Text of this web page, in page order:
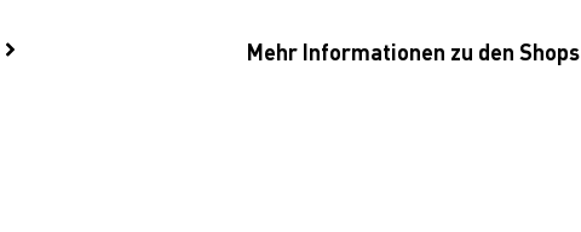
Mehr Informationen zu den Shops